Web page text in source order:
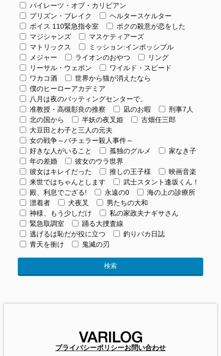
パイレーツ・オブ・カリビアン
プリズン・ブレイク
ヘルタースケルター
ボイス 110緊急指令室
ボクの殺意が恋をした
マジシャンズ
マスケティアーズ
マトリックス
ミッション:インポッシブル
メジャー
ライオンのおやつ
リング
リーサル・ウェポン
ワイルド・スピード
ワカコ酒
世界から猫が消えたなら
僕のヒーローアカデミア
八月は夜のバッティングセンターで。
准教授・高槻彰良の推察
凪のお暇
刑事7人
北の国から
半妖の夜叉姫
古畑任三郎
大豆田とわ子と三人の元夫
女の戦争～バチェラー殺人事件～
好きな人がいること
孤独のグルメ
家なき子
年の差婚
彼女のウラ世界
彼女はキレイだった
推しの王子様
映画音楽
来世ではちゃんとします
武士スタント逢坂くん！
殿、利息でござる!
永遠の0
海の上の診療所
漂着者
犬夜叉
男たちの大和
神様、もう少しだけ
私の家政夫ナギサさん
緊急取調室
踊る大捜査線
逃げるは恥だが役に立つ
釣りバカ日誌
青天を衝け
鬼滅の刃
プライバシーポリシーお問い合わせ